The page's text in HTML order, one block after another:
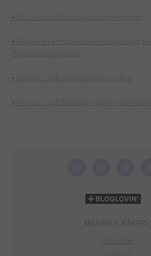
• De 3 verschillende soorten Meringue
• Wat is het verschil tussen Bakpoeder,
• How to : Zelf Vanille Extract maken
• How to : Zelf Banketbakkersroom maken
MARINA’S BAKERY